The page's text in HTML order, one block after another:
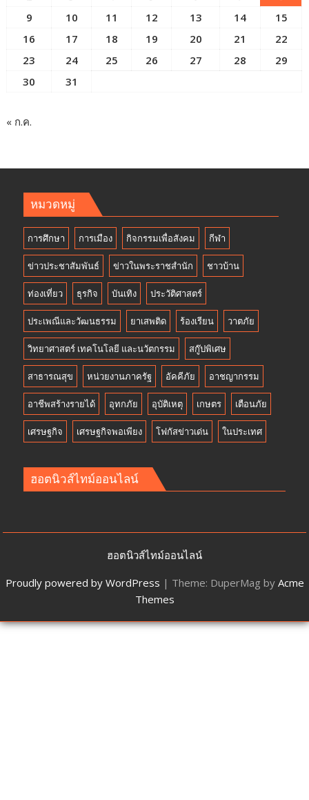
9
10 11 12 13 14
15
16
17 18 19 20 21
22
23
24 25 26 27 28
29
30
31
« ก.ค.
หมวดหมู่
การศึกษา การเมือง กิจกรรมเพื่อสังคม กีฬา
ข่าวประชาสัมพันธ์ ข่าวในพระราชสำนัก ชาวบ้าน
ท่องเที่ยว ธุรกิจ บันเทิง ประวัติศาสตร์
ประเพณีและวัฒนธรรม ยาเสพติด ร้องเรียน วาตภัย
วิทยาศาสตร์ เทคโนโลยี และนวัตกรรม สกู๊ปพิเศษ
สาธารณสุข หน่วยงานภาครัฐ อัคคีภัย อาชญากรรม
อาชีพสร้างรายได้ อุทกภัย อุบัติเหตุ เกษตร เตือนภัย
เศรษฐกิจ เศรษฐกิจพอเพียง โฟกัสข่าวเด่น ในประเทศ
ฮอตนิวส์ไทม์ออนไลน์
ฮอตนิวส์ไทม์ออนไลน์
Proudly powered by WordPress | Theme: DuperMag by Acme
Themes